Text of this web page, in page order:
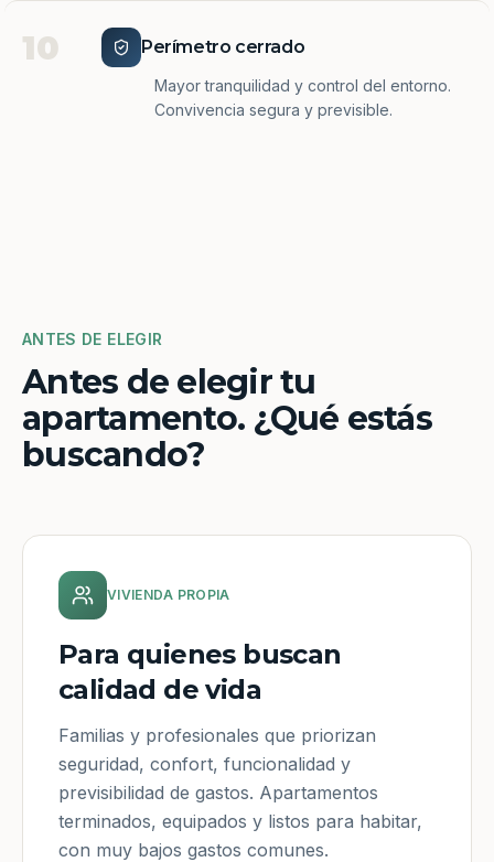
10 Perímetro cerrado
Mayor tranquilidad y control del entorno.
Convivencia segura y previsible.
ANTES DE ELEGIR
Antes de elegir tu
apartamento. ¿Qué estás
buscando?
VIVIENDA PROPIA
Para quienes buscan
calidad de vida
Familias y profesionales que priorizan
seguridad, confort, funcionalidad y
previsibilidad de gastos. Apartamentos
terminados, equipados y listos para habitar,
con muy bajos gastos comunes.